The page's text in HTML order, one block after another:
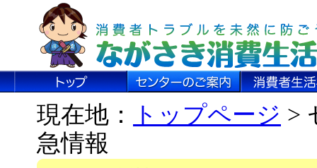
現在地： トップページ >
急情報